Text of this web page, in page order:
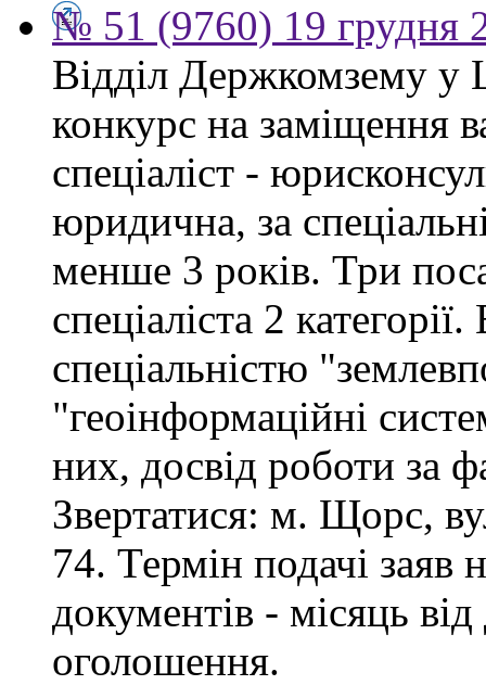
№ 51 (9760) 19 грудня
Відділ Держкомзему у
конкурс на заміщення
спеціаліст -
юридична, за
менше 3 років. Три
спеціаліста 2
спеціальністю
"геоінформаційні
них, досвід роботи за
Звертатися: м. Щорс,
74. Термін подачі заяв
документів - місяць
оголошення.